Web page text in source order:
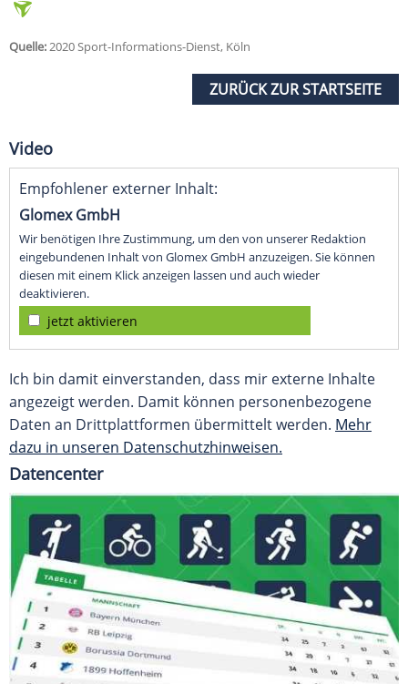
Quelle:2020 Sport-Informations-Dienst, Köln
ZURÜCK ZUR STARTSEITE
Video
Empfohlener externer Inhalt:
Glomex GmbH
Wir benötigen Ihre Zustimmung, um den von unserer Redaktion
eingebundenen Inhalt von Glomex GmbH anzuzeigen. Sie können
diesen mit einem Klick anzeigen lassen und auch wieder
deaktivieren.
jetzt aktivieren
Ich bin damit einverstanden, dass mir externe Inhalte
angezeigt werden. Damit können personenbezogene
Daten an Drittplattformen übermittelt werden. Mehr
dazu in unseren Datenschutzhinweisen.
Datencenter